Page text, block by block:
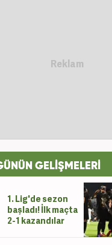
GELİŞMELERİ
1. Lig'de sezon
başladı! İlk maçta
2-1 kazandılar